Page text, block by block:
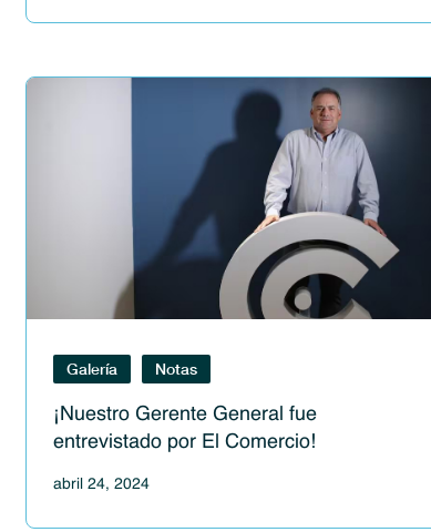
Galería Notas
¡Nuestro Gerente General fue
entrevistado por El Comercio!
abril 24, 2024